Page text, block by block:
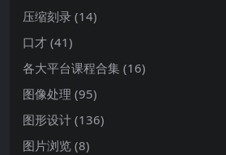
压缩刻录 (14)
口才 (41)
各大平台课程合集 (16)
图像处理 (95)
图形设计 (136)
图片浏览 (8)